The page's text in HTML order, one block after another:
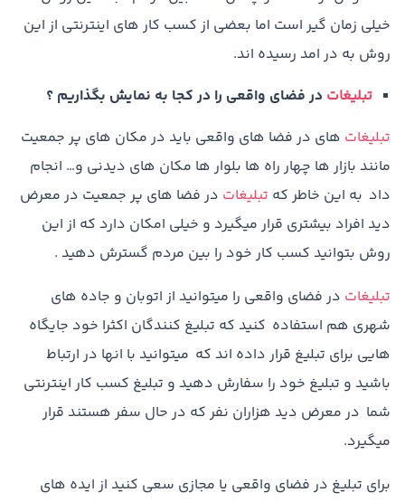
خیلی زمان گیر است اما بعضی از کسب کار های اینترنتی از این
روش به در امد رسیده اند.
تبلیغات در فضای واقعی را در کجا به نمایش بگذاریم ؟
تبلیغات های در فضا های واقعی باید در مکان های پر جمعیت
مانند بازار ها چهار راه ها بلوار ها مکان های دیدنی و… انجام
داد به این خاطر که تبلیغات در فضا های پر جمعیت در معرض
دید افراد بیشتری قرار میگیرد و خیلی امکان دارد که از این
روش بتوانید کسب کار خود را بین مردم گسترش دهید .
تبلیغات در فضای واقعی را میتوانید از اتوبان و جاده های
شهری هم استفاده کنید که تبلیغ کنندگان اکثرا خود جایگاه
هایی برای تبلیغ قرار داده اند که میتوانید با انها در ارتباط
باشید و تبلیغ خود را سفارش دهید و تبلیغ کسب کار اینترنتی
شما در معرض دید هزاران نفر که در حال سفر هستند قرار
میگیرد.
برای تبلیغ در فضای واقعی یا مجازی سعی کنید از ایده های